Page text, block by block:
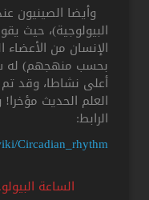
وأيضا الصينيون
البيولوجية)، حيث
بحسب منهجهم) له
أعلى نشاطا، وقد تم
العلم الحديث مؤخرا!
الرابط:
wiki/Circadian_rhythm
الساعة